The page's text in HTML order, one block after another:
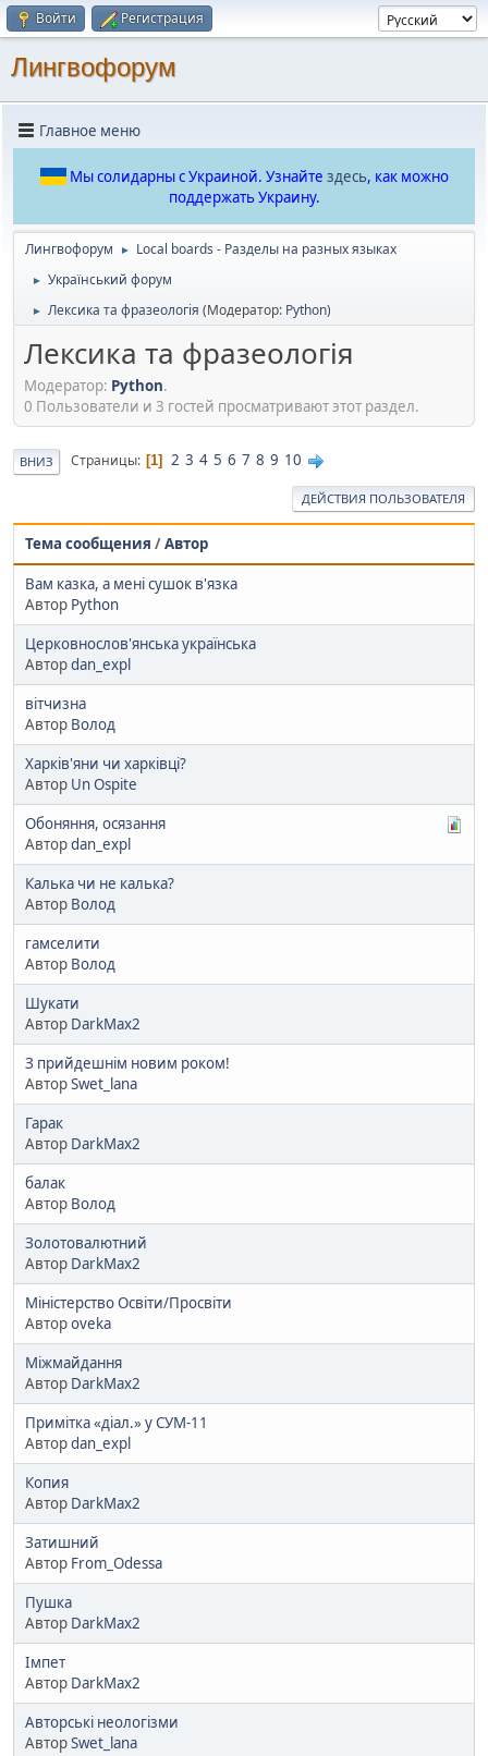
Войти Регистрация
Лингвофорум
Главное меню
Мы солидарны с Украиной. Узнайте здесь, как можно
поддержать Украину.
Лингвофорум ► Local boards - Разделы на разных языках
► Український форум
► Лексика та фразеологія (Модератор: Python)
Лексика та фразеологія
Модератор: Python.
0 Пользователи и 3 гостей просматривают этот раздел.
ВНИЗ Страницы 1 2 3 4 5 6 7 8 9 10
ДЕЙСТВИЯ ПОЛЬЗОВАТЕЛЯ
Тема сообщения /Автор
Вам казка, а мені сушок в'язка
Автор Python
Церковнослов'янська українська
Авторdan_expl
вітчизна
Автор Волод
Харків'яни чи харківці?
Автор Un Ospite
Обоняння, осязання
Авторdan_expl
Калька чи не калька?
Автор Волод
гамселити
Автор Волод
Шукати
Автор DarkMax2
З прийдешнім новим роком!
АвторSwet_lana
Гарак
Автор DarkMax2
балак
Автор Волод
Золотовалютний
Автор DarkMax2
Міністерство Освіти/Просвіти
Авторoveka
Міжмайдання
Автор DarkMax2
Примітка «діал.» у СУМ-11
Авторdan_expl
Копия
Автор DarkMax2
Затишний
Автор From_Odessa
Пушка
Автор DarkMax2
Імпет
Автор DarkMax2
Авторські неологізми
АвторSwet_lana